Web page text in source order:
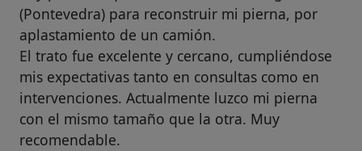
(Pontevedra) para reconstruir mi pierna, por
aplastamiento de un camión.
El trato fue excelente y cercano, cumpliéndose
mis expectativas tanto en consultas como en
intervenciones. Actualmente luzco mi pierna
con el mismo tamaño que la otra. Muy
recomendable.